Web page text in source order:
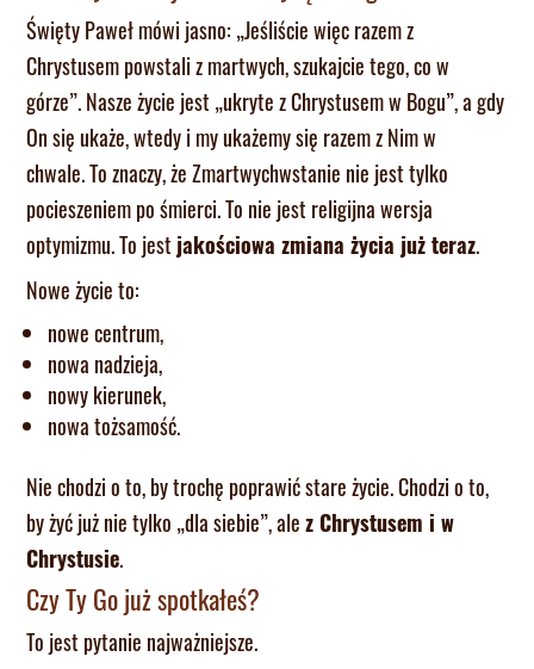
Święty Paweł mówi jasno: „Jeśliście więc razem z
Chrystusem powstali z martwych, szukajcie tego, co w
górze”. Nasze życie jest „ukryte z Chrystusem w Bogu”, a gdy
On się ukaże, wtedy i my ukażemy się razem z Nim w
chwale. To znaczy, że Zmartwychwstanie nie jest tylko
pocieszeniem po śmierci. To nie jest religijna wersja
optymizmu. To jestjakościowa zmiana życia już teraz.
Nowe życie to:
nowe centrum,
nowa nadzieja,
nowy kierunek,
nowa tożsamość.
Nie chodzi o to, by trochę poprawić stare życie. Chodzi o to,
by żyć już nie tylko „dla siebie”, alez Chrystusem i w
Chrystusie.
Czy Ty Go już spotkałeś?
To jest pytanie najważniejsze.